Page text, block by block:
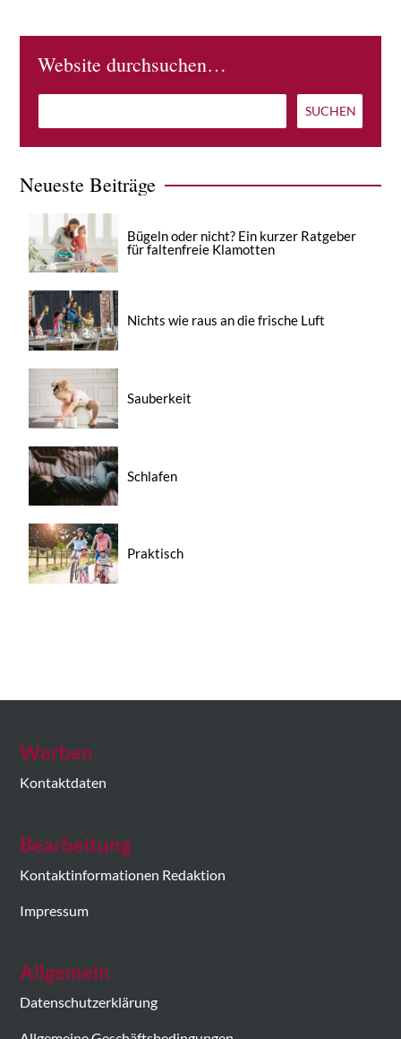
Website durchsuchen…
Neueste Beiträge
Bügeln oder nicht? Ein kurzer Ratgeber
für faltenfreie Klamotten
Nichts wie raus an die frische Luft
Sauberkeit
Schlafen
Praktisch
Werben
Kontaktdaten
Bearbeitung
Kontaktinformationen Redaktion
Impressum
Allgemein
Datenschutzerklärung